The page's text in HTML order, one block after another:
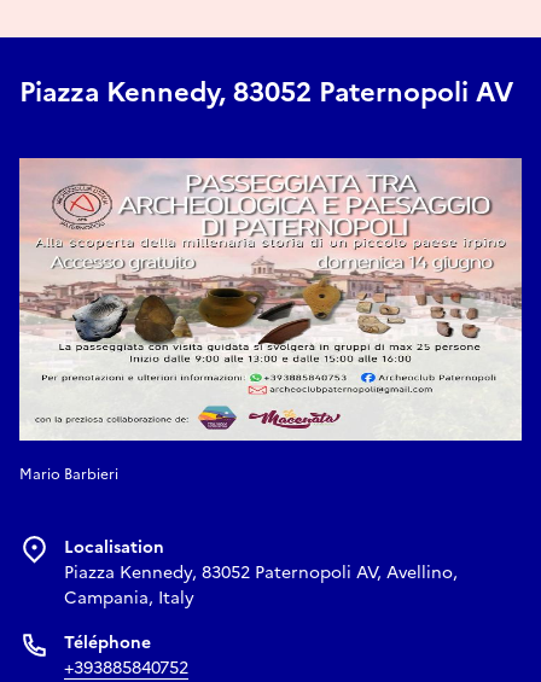
Piazza Kennedy, 83052 Paternopoli AV
Mario Barbieri
Localisation
Piazza Kennedy, 83052 Paternopoli AV, Avellino,
Campania, Italy
Téléphone
+393885840752